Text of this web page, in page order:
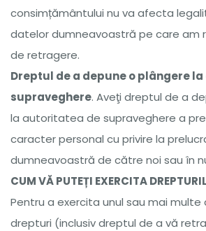
consimțământului nu va afecta
datelor dumneavoastră pe care am
de retragere.
Dreptul de a depune o plângere
supraveghere. Aveţi dreptul de a
la autoritatea de supraveghere a
caracter personal cu privire la
dumneavoastră de către noi sau în
CUM VĂ PUTEȚI EXERCITA
Pentru a exercita unul sau mai
drepturi (inclusiv dreptul de a vă